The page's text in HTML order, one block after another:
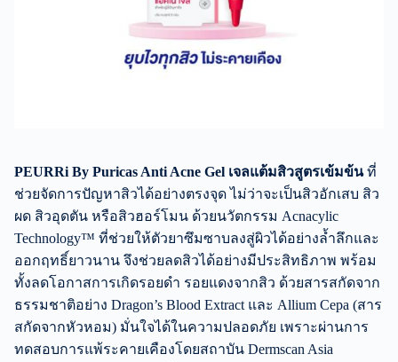
PEURRi By Puricas Anti Acne Gel เจลแต้มสิวสูตรเข้มข้นที่
ช่วยจัดการปัญหาสิวได้อย่างตรงจุด ไม่ว่าจะเป็นสิวอักเสบ สิว
ผด สิวอุดตัน หรือสิวฮอร์โมน ด้วยนวัตกรรม Acnacylic
Technology™ ที่ช่วยให้ตัวยาซึมซาบลงสู่ผิวได้อย่างล้ำลึกและ
ออกฤทธิ์ยาวนาน จึงช่วยลดสิวได้อย่างมีประสิทธิภาพ พร้อม
ทั้งลดโอกาสการเกิดรอยดำ รอยแดงจากสิว ด้วยสารสกัดจาก
ธรรมชาติอย่าง Dragon’s Blood Extract และ Allium Cepa (สาร
สกัดจากหัวหอม) มั่นใจได้ในความปลอดภัย เพราะผ่านการ
ทดสอบการแพ้ระคายเคืองโดยสถาบัน Dermscan Asia